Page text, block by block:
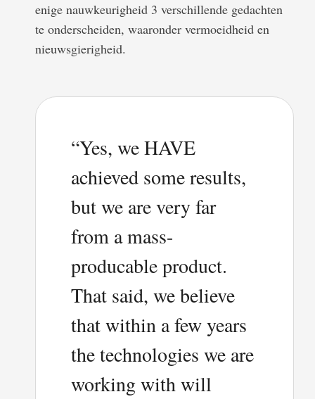
enige nauwkeurigheid 3 verschillende gedachten
te onderscheiden, waaronder vermoeidheid en
nieuwsgierigheid.
“Yes, we HAVE
achieved some results,
but we are very far
from a mass-
producable product.
That said, we believe
that within a few years
the technologies we are
working with will